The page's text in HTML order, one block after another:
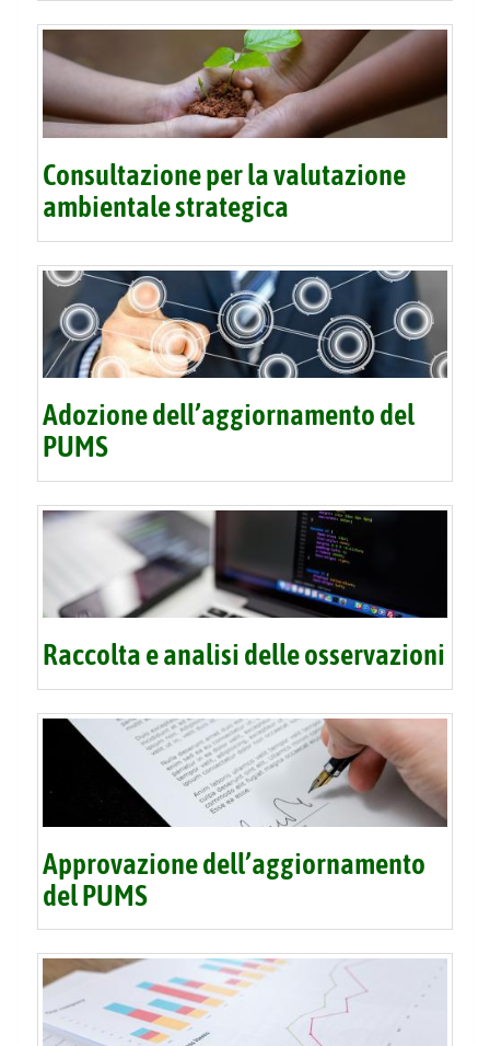
Consultazione per la valutazione
ambientale strategica
Adozione dell’aggiornamento del
PUMS
Raccolta e analisi delle osservazioni
Approvazione dell’aggiornamento
del PUMS